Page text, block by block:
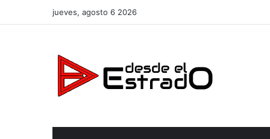
jueves, agosto 6 2026